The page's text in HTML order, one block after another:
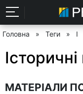
Головна » Теги » І
МАТЕРІАЛИ